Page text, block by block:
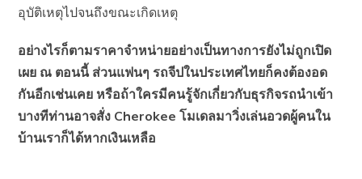
อุบัติเหตุไปจนถึงขณะเกิดเหตุ
อย่างไรก็ตามราคาจำหน่ายอย่างเป็นทางการยังไม่ถูกเปิด
เผย ณ ตอนนี้ ส่วนแฟนๆ รถจีปในประเทศไทยก็คงต้องอด
กันอีกเช่นเคย หรือถ้าใครมีคนรู้จักเกี่ยวกับธุรกิจรถนำเข้า
บางทีท่านอาจสั่ง Cherokee โมเดลมาวิ่งเล่นอวดผู้คนใน
บ้านเราก็ได้หากเงินเหลือ